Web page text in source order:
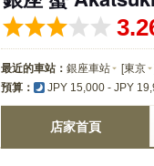
最近的車站： 銀座車站 [東京
預算： JPY 15,000 - JPY
店家首頁